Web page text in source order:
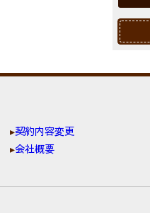
契約内容変更
会社概要